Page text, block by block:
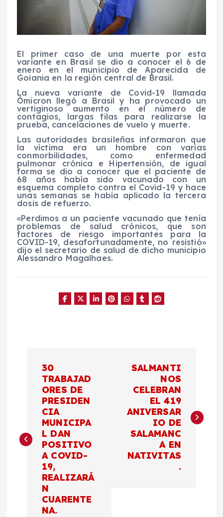
El primer caso de una muerte por esta
variante en Brasil se dio a conocer el 6 de
enero en el municipio de Aparecida de
Goiania en la región central de Brasil.
La nueva variante de Covid-19 llamada
Ómicron llegó a Brasil y ha provocado un
vertiginoso aumento en el número de
contagios, largas filas para realizarse la
prueba, cancelaciones de vuelo y muerte.
Las autoridades brasileñas informaron que
la víctima era un hombre con varias
conmorbilidades, como enfermedad
pulmonar crónica e Hipertensión, de igual
forma se dio a conocer que el paciente de
68 años había sido vacunado con un
esquema completo contra el Covid-19 y hace
unas semanas se había aplicado la tercera
dosis de refuerzo.
«Perdimos a un paciente vacunado que tenía
problemas de salud crónicos, que son
factores de riesgo importantes para la
COVID-19, desafortunadamente, no resistió»
dijo el secretario de salud de dicho municipio
Alessandro Magalhaes.
e
30
TRABAJAD
ORES DE
PRESIDEN
CIA
MUNICIPA
L DAN
POSITIVO
A COVID-
19,
REALIZARÁ
N
CUARENTE
NA.
SALMANTI
NOS
CELEBRAN
EL 419
ANIVERSAR
IO DE
SALAMANC
A EN
NATIVITAS
.